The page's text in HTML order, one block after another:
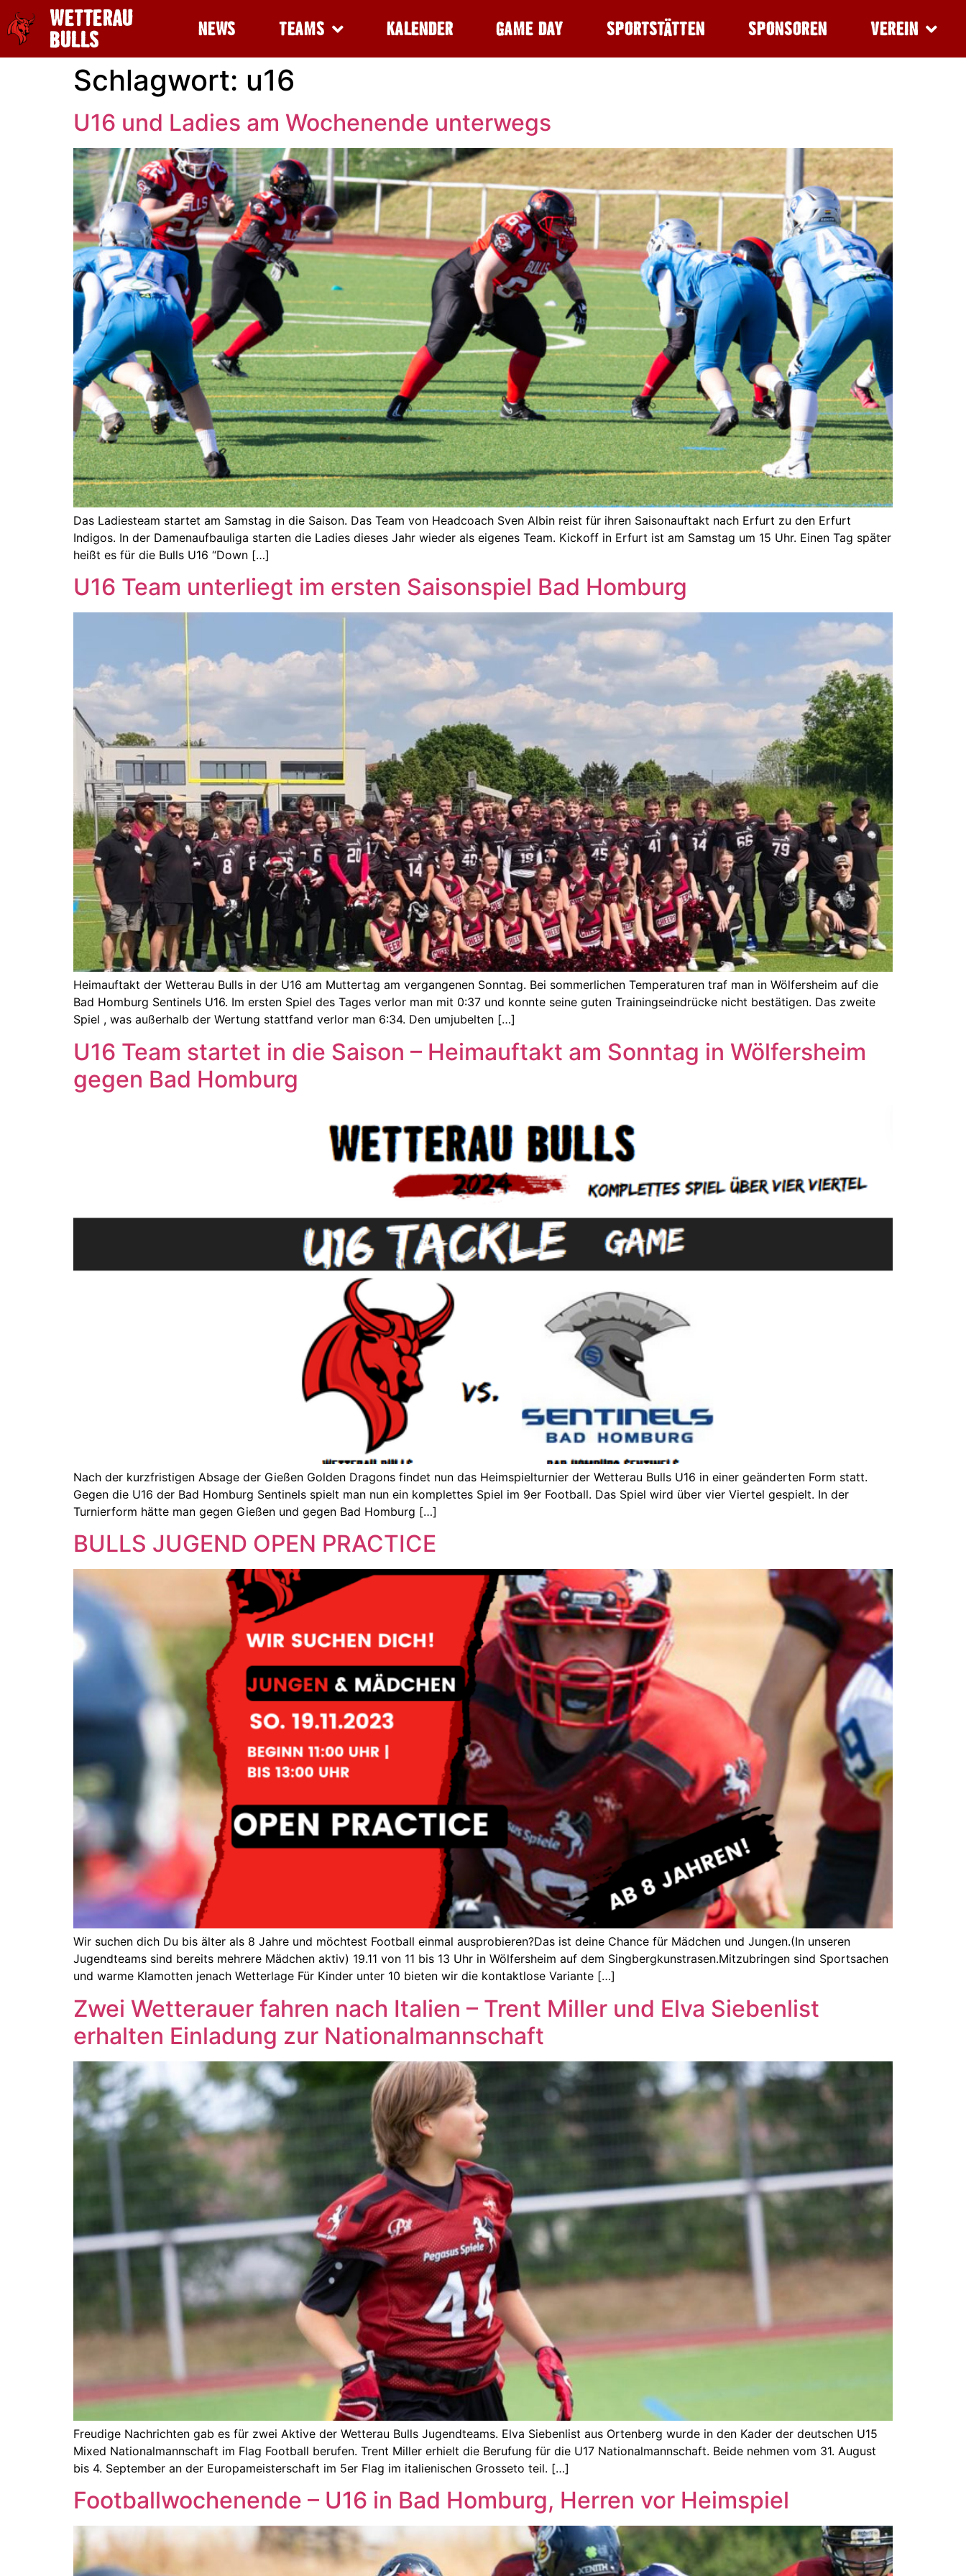
WETTERAU
BULLS NEWS TEAMS KALENDER GAME DAY SPORTSTÄTTEN SPONSOREN VEREIN
Schlagwort: u16
U16 und Ladies am Wochenende unterwegs
Das Ladiesteam startet am Samstag in die Saison. Das Team von Headcoach Sven Albin reist für ihren Saisonauftakt nach Erfurt zu den Erfurt
Indigos. In der Damenaufbauliga starten die Ladies dieses Jahr wieder als eigenes Team. Kickoff in Erfurt ist am Samstag um 15 Uhr. Einen Tag später
heißt es für die Bulls U16 “Down […]
U16 Team unterliegt im ersten Saisonspiel Bad Homburg
Heimauftakt der Wetterau Bulls in der U16 am Muttertag am vergangenen Sonntag. Bei sommerlichen Temperaturen traf man in Wölfersheim auf die
Bad Homburg Sentinels U16. Im ersten Spiel des Tages verlor man mit 0:37 und konnte seine guten Trainingseindrücke nicht bestätigen. Das zweite
Spiel , was außerhalb der Wertung stattfand verlor man 6:34. Den umjubelten […]
U16 Team startet in die Saison – Heimauftakt am Sonntag in Wölfersheim
gegen Bad Homburg
Nach der kurzfristigen Absage der Gießen Golden Dragons findet nun das Heimspielturnier der Wetterau Bulls U16 in einer geänderten Form statt.
Gegen die U16 der Bad Homburg Sentinels spielt man nun ein komplettes Spiel im 9er Football. Das Spiel wird über vier Viertel gespielt. In der
Turnierform hätte man gegen Gießen und gegen Bad Homburg […]
BULLS JUGEND OPEN PRACTICE
Wir suchen dich Du bis älter als 8 Jahre und möchtest Football einmal ausprobieren?Das ist deine Chance für Mädchen und Jungen.(In unseren
Jugendteams sind bereits mehrere Mädchen aktiv) 19.11 von 11 bis 13 Uhr in Wölfersheim auf dem Singbergkunstrasen.Mitzubringen sind Sportsachen
und warme Klamotten jenach Wetterlage Für Kinder unter 10 bieten wir die kontaktlose Variante […]
Zwei Wetterauer fahren nach Italien – Trent Miller und Elva Siebenlist
erhalten Einladung zur Nationalmannschaft
Freudige Nachrichten gab es für zwei Aktive der Wetterau Bulls Jugendteams. Elva Siebenlist aus Ortenberg wurde in den Kader der deutschen U15
Mixed Nationalmannschaft im Flag Football berufen. Trent Miller erhielt die Berufung für die U17 Nationalmannschaft. Beide nehmen vom 31. August
bis 4. September an der Europameisterschaft im 5er Flag im italienischen Grosseto teil. […]
Footballwochenende – U16 in Bad Homburg, Herren vor Heimspiel